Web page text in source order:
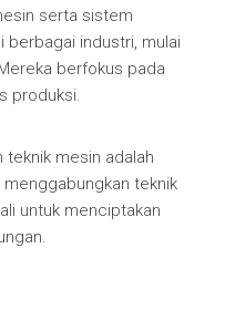
serta sistem
berbagai industri, mulai
berfokus pada
produksi.
mesin adalah
teknik
untuk menciptakan